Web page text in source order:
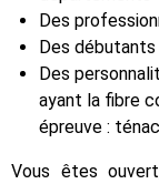
Des
Des
Des
ayant la fibre
épreuve :
Vous êtes